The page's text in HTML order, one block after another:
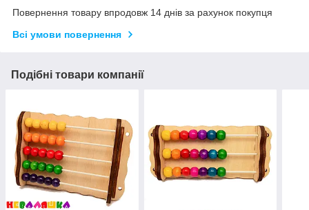
Повернення товару впродовж 14 днів за рахунок покупця
Всі умови повернення
Подібні товари компанії